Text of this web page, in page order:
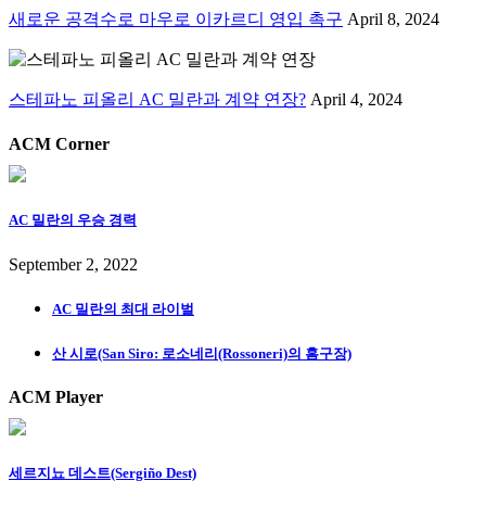
새로운 공격수로 마우로 이카르디 영입 촉구 April 8, 2024
스테파노 피올리 AC 밀란과 계약 연장? April 4, 2024
ACM Corner
AC 밀란의 우승 경력
September 2, 2022
AC 밀란의 최대 라이벌
산 시로(San Siro: 로소네리(Rossoneri)의 홈구장)
ACM Player
세르지뇨 데스트(Sergiño Dest)